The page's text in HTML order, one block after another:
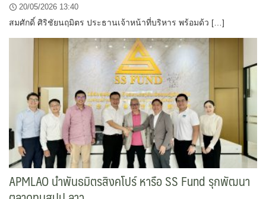
20/05/2026 13:40
สมศักดิ์ ศิริชัยนฤมิตร ประธานเจ้าหน้าที่บริหาร พร้อมด้ว […]
APMLAO นำพันธมิตรสิงคโปร์ หารือ SS Fund รุกพัฒนา